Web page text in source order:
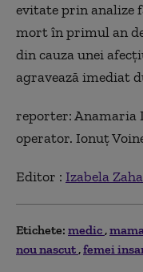
evitate prin analize
mort în primul an
din cauza unei
agravează imediat
reporter: Anamaria
operator. Ionuț
Editor : Izabela
Etichete: medic
nou nascut femei